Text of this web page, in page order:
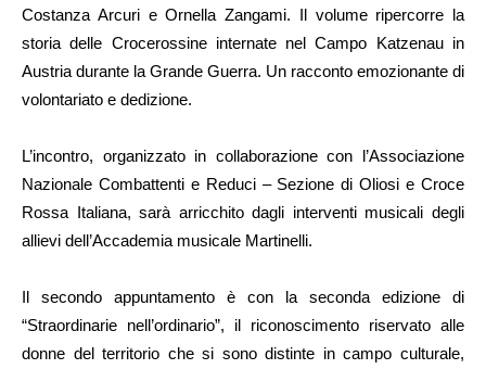
Costanza Arcuri e Ornella Zangami. Il volume ripercorre la
storia delle Crocerossine internate nel Campo Katzenau in
Austria durante la Grande Guerra. Un racconto emozionante di
volontariato e dedizione.
L’incontro, organizzato in collaborazione con l’Associazione
Nazionale Combattenti e Reduci – Sezione di Oliosi e Croce
Rossa Italiana, sarà arricchito dagli interventi musicali degli
allievi dell’Accademia musicale Martinelli.
Il secondo appuntamento è con la seconda edizione di
“Straordinarie nell’ordinario”, il riconoscimento riservato alle
donne del territorio che si sono distinte in campo culturale,